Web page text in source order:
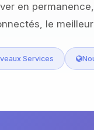
en
le
Services